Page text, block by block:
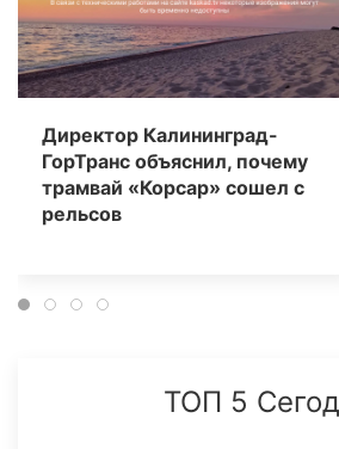
Директор Калининград-
ГорТранс объяснил, почему
трамвай «Корсар» сошел с
рельсов
ТОП 5